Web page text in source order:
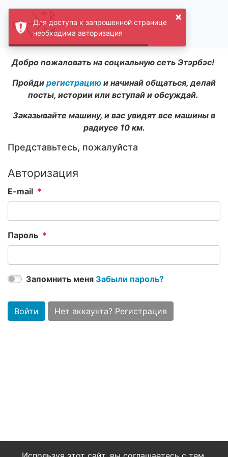
Добро пожаловать на социальную сеть Этэрбэс!
Пройди регистрацию и начинай общаться, делай
посты, истории или вступай и обсуждай.
Заказывайте машину, и вас увидят все машины в
радиусе 10 км.
Представьтесь, пожалуйста
Авторизация
E-mail
Пароль
Запомнить меня Забыли пароль?
Войти Нет аккаунта? Регистрация
×
Для доступа к запрошенной странице
необходима авторизация